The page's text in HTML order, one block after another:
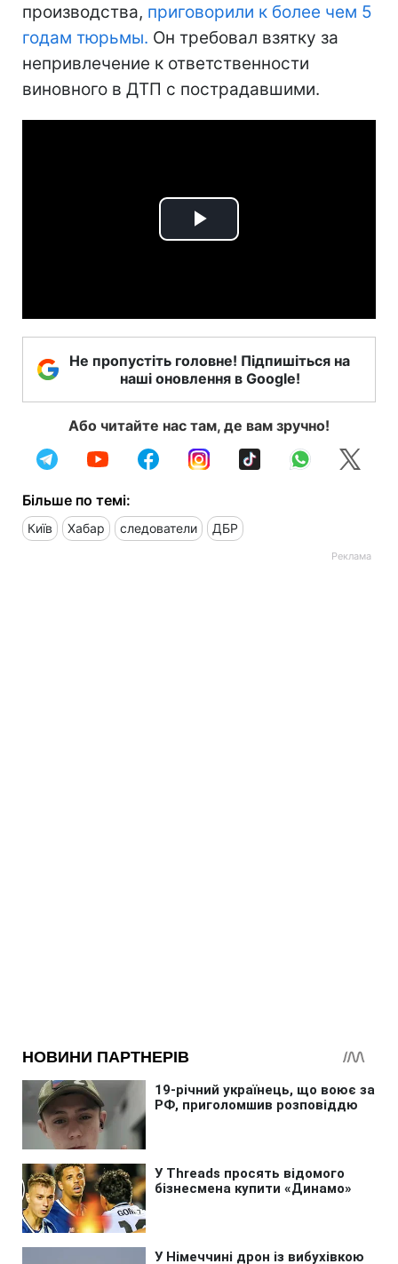
производства, приговорили к более чем 5
годам тюрьмы. Он требовал взятку за
непривлечение к ответственности
виновного в ДТП с пострадавшими.
Play
Не пропустіть головне! Підпишіться на
наші оновлення в Google!
Або читайте нас там, де вам зручно!
Більше по темі:
Київ Хабар следователи ДБР